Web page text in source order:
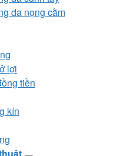
da nọng cằm
lợi
tiền
kín